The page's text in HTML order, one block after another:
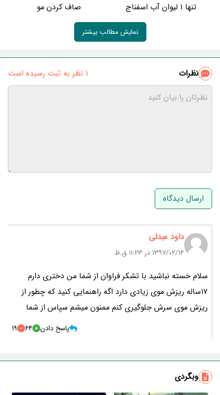
تنها 1 لیوان آب اسفناج
صاف کردن مو
نمایش مطالب بیشتر
نظرات 1 نظر به ثبت رسیده است
نام و نام خانوادگی
ایمیل
داود عبدلی
۱۳۹۷/۰۲/۱۴ در 11:23 ق.ظ
سلام خسته نباشید با تشکر فراوان از شما من دختری دارم
۱۷ساله ریزش موی زیادی دارد اگه راهنمایی کنید که چطور از
ریزش موی سرش جلوگیری کنم ممنون میشم سپاس از شما
پاسخ دادن 64
19
وبگردی